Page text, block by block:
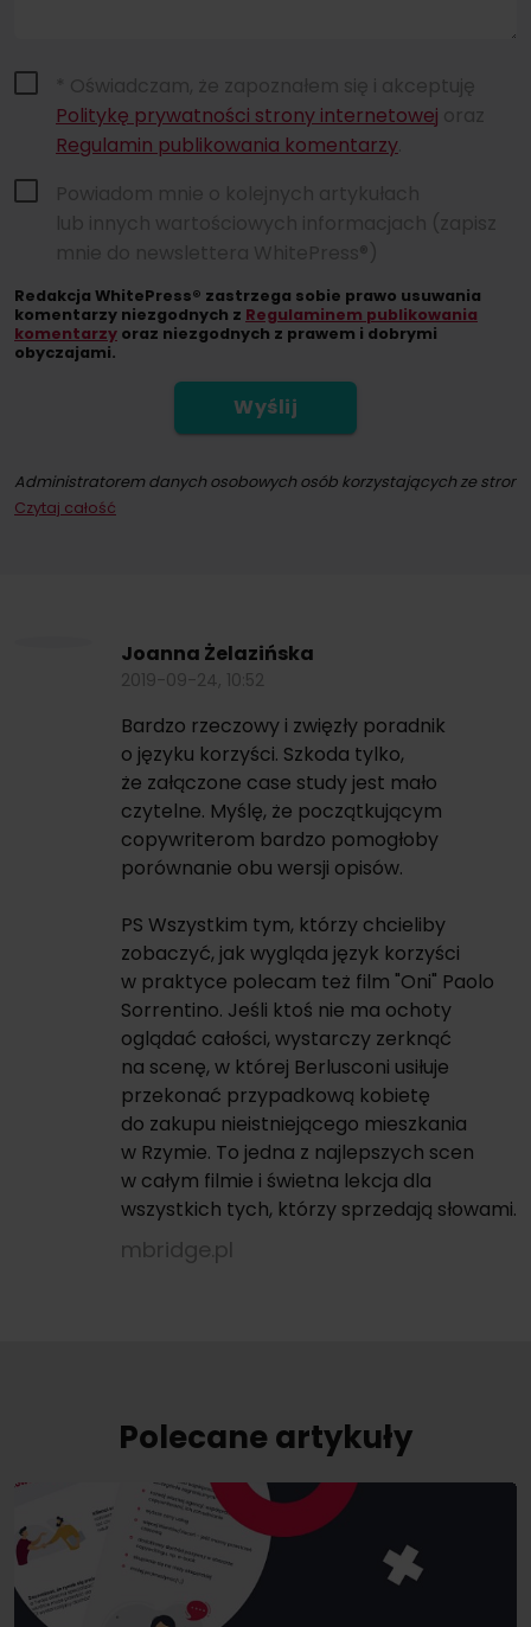
* Oświadczam, że zapoznałem się i akceptuję
Politykę prywatności strony internetowej oraz
Regulamin publikowania komentarzy
Powiadom mnie o kolejnych artykułach
lub innych wartościowych informacjach (zapisz
mnie do newslettera WhitePress®)
Redakcja WhitePress® zastrzega sobie prawo usuwania
komentarzy niezgodnych z Regulaminem publikowania
komentarzy oraz niezgodnych z prawem i dobrymi
obyczajami.
Wyślij
Administratorem danych osobowych osób korzystających ze strony
Dokonując zapisu na newsletter wyrażacie Państwo zgodę na
Czytaj całość
Joanna Żelazińska
2019-09-24, 10:52
Bardzo rzeczowy i zwięzły poradnik
o języku korzyści. Szkoda tylko,
że załączone case study jest mało
czytelne. Myślę, że początkującym
copywriterom bardzo pomogłoby
porównanie obu wersji opisów.
PS Wszystkim tym, którzy chcieliby
zobaczyć, jak wygląda język korzyści
w praktyce polecam też film "Oni" Paolo
Sorrentino. Jeśli ktoś nie ma ochoty
oglądać całości, wystarczy zerknąć
na scenę, w której Berlusconi usiłuje
przekonać przypadkową kobietę
do zakupu nieistniejącego mieszkania
w Rzymie. To jedna z najlepszych scen
w całym filmie i świetna lekcja dla
wszystkich tych, którzy sprzedają słowami.
mbridge.pl
Polecane artykuły